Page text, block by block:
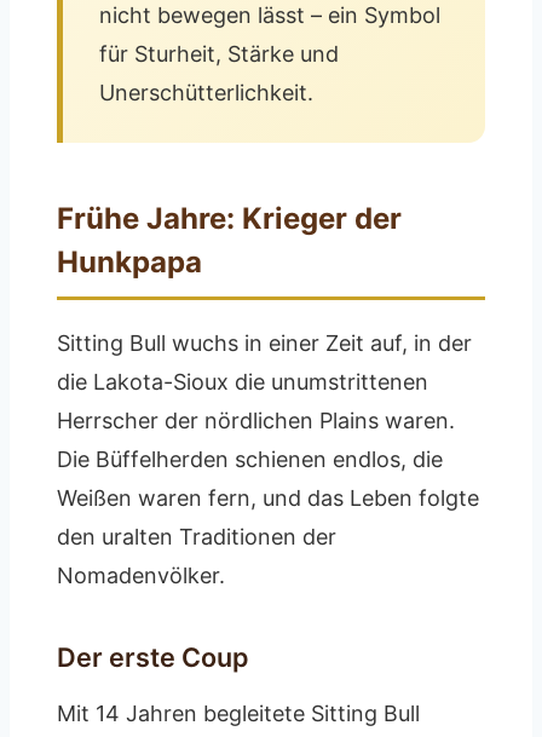
nicht bewegen lässt – ein Symbol
für Sturheit, Stärke und
Unerschütterlichkeit.
Frühe Jahre: Krieger der
Hunkpapa
Sitting Bull wuchs in einer Zeit auf, in der
die Lakota-Sioux die unumstrittenen
Herrscher der nördlichen Plains waren.
Die Büffelherden schienen endlos, die
Weißen waren fern, und das Leben folgte
den uralten Traditionen der
Nomadenvölker.
Der erste Coup
Mit 14 Jahren begleitete Sitting Bull